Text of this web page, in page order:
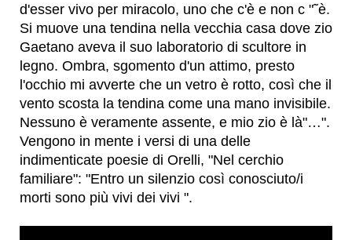
d'esser vivo per miracolo, uno che c'è e non c "˜è.
Si muove una tendina nella vecchia casa dove zio
Gaetano aveva il suo laboratorio di scultore in
legno. Ombra, sgomento d'un attimo, presto
l'occhio mi avverte che un vetro è rotto, così che il
vento scosta la tendina come una mano invisibile.
Nessuno è veramente assente, e mio zio è là"…".
Vengono in mente i versi di una delle
indimenticate poesie di Orelli, "Nel cerchio
familiare": "Entro un silenzio così conosciuto/i
morti sono più vivi dei vivi ".